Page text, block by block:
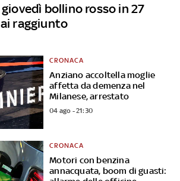
bollino rosso in 27
raggiunto
Anziano accoltella moglie
affetta da demenza nel
Milanese, arrestato
CRONACA
04 ago - 21:30
Motori con benzina
annacquata, boom di guasti:
CRONACA